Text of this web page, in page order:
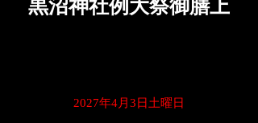
黒沼神社例大祭御膳上
2027年4月3日土曜日